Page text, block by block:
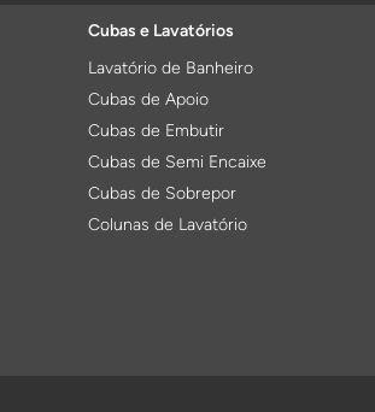
Cubas e Lavatórios
Lavatório de Banheiro
Cubas de Apoio
Cubas de Embutir
Cubas de Semi Encaixe
Cubas de Sobrepor
Colunas de Lavatório